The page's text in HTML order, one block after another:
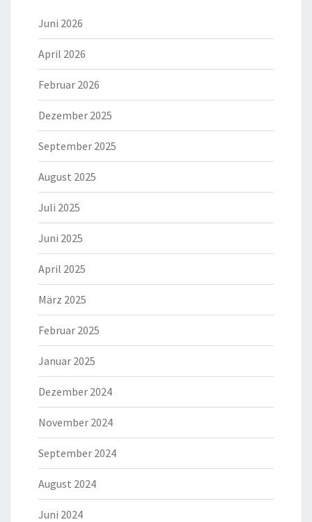
Juni 2026
April 2026
Februar 2026
Dezember 2025
September 2025
August 2025
Juli 2025
Juni 2025
April 2025
März 2025
Februar 2025
Januar 2025
Dezember 2024
November 2024
September 2024
August 2024
Juni 2024